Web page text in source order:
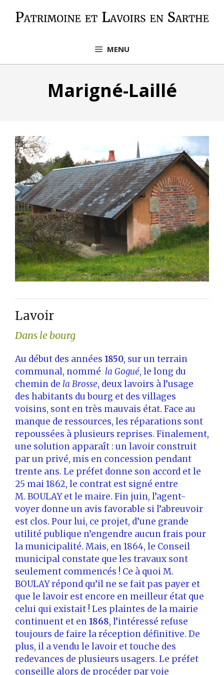
MENU
Marigné-Laillé
Lavoir
Dans le bourg
Au début des années 1850, sur un terrain
communal, nommé la Gogué, le long du
chemin de la Brosse, deux lavoirs à l’usage
des habitants du bourg et des villages
voisins, sont en très mauvais état. Face au
manque de ressources, les réparations sont
repoussées à plusieurs reprises. Finalement,
une solution apparaît : un lavoir construit
par un privé, mis en concession pendant
trente ans. Le préfet donne son accord et le
25 mai 1862, le contrat est signé entre
M. BOULAY et le maire. Fin juin, l’agent-
voyer donne un avis favorable si l’abreuvoir
est clos. Pour lui, ce projet, d’une grande
utilité publique n’engendre aucun frais pour
la municipalité. Mais, en 1864, le Conseil
municipal constate que les travaux sont
seulement commencés ! Ce à quoi M.
BOULAY répond qu’il ne se fait pas payer et
que le lavoir est encore en meilleur état que
celui qui existait ! Les plaintes de la mairie
continuent et en1868, l’intéressé refuse
toujours de faire la réception définitive. De
plus, il a vendu le lavoir et touche des
redevances de plusieurs usagers. Le préfet
conseille alors de procéder par voie